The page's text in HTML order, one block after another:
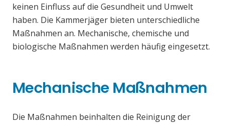
keinen Einfluss auf die Gesundheit und Umwelt
haben. Die Kammerjäger bieten unterschiedliche
Maßnahmen an. Mechanische, chemische und
biologische Maßnahmen werden häufig eingesetzt.
Mechanische Maßnahmen
Die Maßnahmen beinhalten die Reinigung der